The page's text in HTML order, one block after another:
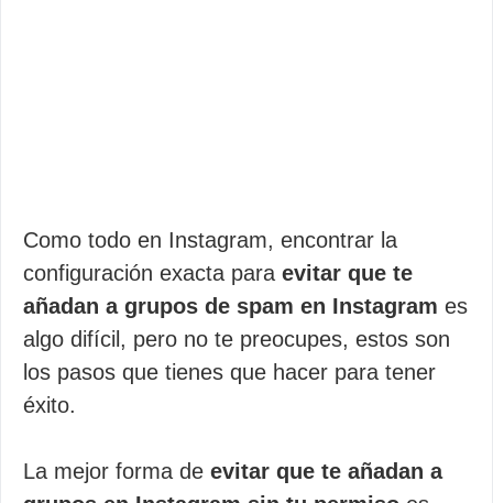
Como todo en Instagram, encontrar la
configuración exacta para evitar que te
añadan a grupos de spam en Instagram es
algo difícil, pero no te preocupes, estos son
los pasos que tienes que hacer para tener
éxito.
La mejor forma de evitar que te añadan a